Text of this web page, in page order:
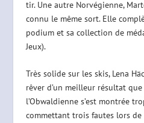
tir. Une autre Norvégienne,
connu le même sort. Elle
podium et sa collection de
Jeux).
Très solide sur les skis, Lena
rêver d’un meilleur résultat
l’Obwaldienne s’est montrée
commettant trois fautes lors de